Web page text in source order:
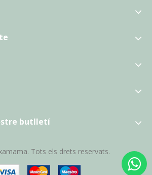
butlletí
Tots els drets reservats.